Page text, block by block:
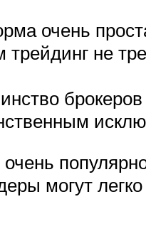
очень
не
могут легко